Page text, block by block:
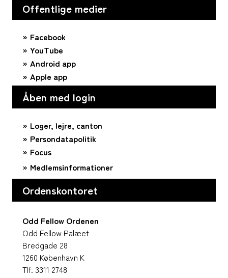
Offentlige medier
Facebook
YouTube
Android app
Apple app
Åben med login
Loger, lejre, canton
Persondatapolitik
Focus
Medlemsinformationer
Ordenskontoret
Odd Fellow Ordenen
Odd Fellow Palæet
Bredgade 28
1260 København K
Tlf. 3311 2748